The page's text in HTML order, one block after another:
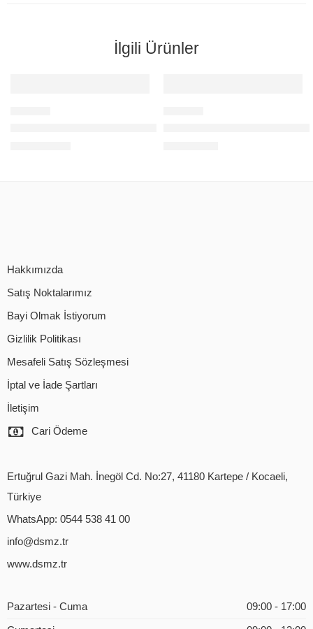
İlgili Ürünler
Hakkımızda
Satış Noktalarımız
Bayi Olmak İstiyorum
Gizlilik Politikası
Mesafeli Satış Sözleşmesi
İptal ve İade Şartları
İletişim
Cari Ödeme
Ertuğrul Gazi Mah. İnegöl Cd. No:27, 41180 Kartepe / Kocaeli,
Türkiye
WhatsApp: 0544 538 41 00
info@dsmz.tr
www.dsmz.tr
Pazartesi - Cuma 09:00 - 17:00